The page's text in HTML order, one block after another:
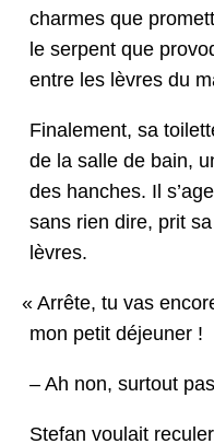
charmes que
le ser­pent que
entre les lèvres du
Finale­ment, sa
de la salle de bain,
des hanch­es. Il
sans rien dire, prit
lèvres.
« Arrête, tu vas
mon petit déjeuner !
– Ah non, surtout
Ste­fan voulait